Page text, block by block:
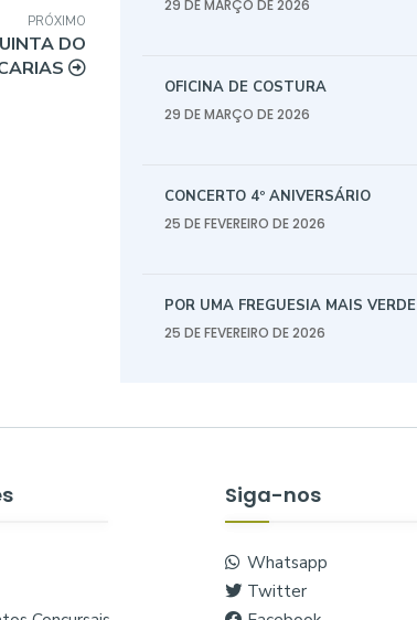
PRÓXIMO
DO
29 DE MARÇO DE 2026
OFICINA DE COSTURA
29 DE MARÇO DE 2026
CONCERTO 4º ANIVERSÁRIO
25 DE FEVEREIRO DE 2026
POR UMA FREGUESIA MAIS VERDE
25 DE FEVEREIRO DE 2026
Siga-nos
Whatsapp
Twitter